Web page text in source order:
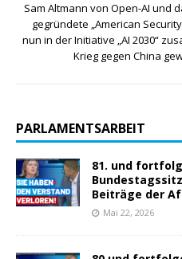
Sam Altmann von Open-AI und
gegründete „American
nun in der Initiative „AI 2030“
Krieg gegen China
PARLAMENTSARBEIT
81. und
Beiträge der
Mai 22, 2026